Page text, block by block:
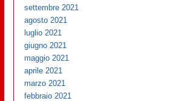
settembre 2021
agosto 2021
luglio 2021
giugno 2021
maggio 2021
aprile 2021
marzo 2021
febbraio 2021